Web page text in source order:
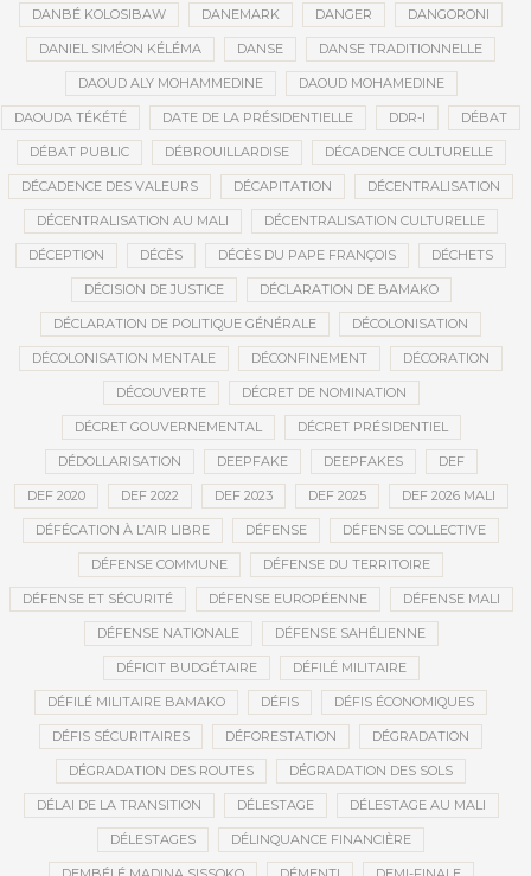
DANBÉ KOLOSIBAW DANEMARK DANGER DANGORONI
DANIEL SIMÉON KÉLÉMA DANSE DANSE TRADITIONNELLE
DAOUD ALY MOHAMMEDINE DAOUD MOHAMEDINE
DAOUDA TÉKÉTÉ DATE DE LA PRÉSIDENTIELLE DDR-I DÉBAT
DÉBAT PUBLIC DÉBROUILLARDISE DÉCADENCE CULTURELLE
DÉCADENCE DES VALEURS DÉCAPITATION DÉCENTRALISATION
DÉCENTRALISATION AU MALI DÉCENTRALISATION CULTURELLE
DÉCEPTION DÉCÈS DÉCÈS DU PAPE FRANÇOIS DÉCHETS
DÉCISION DE JUSTICE DÉCLARATION DE BAMAKO
DÉCLARATION DE POLITIQUE GÉNÉRALE DÉCOLONISATION
DÉCOLONISATION MENTALE DÉCONFINEMENT DÉCORATION
DÉCOUVERTE DÉCRET DE NOMINATION
DÉCRET GOUVERNEMENTAL DÉCRET PRÉSIDENTIEL
DÉDOLLARISATION DEEPFAKE DEEPFAKES DEF
DEF 2020 DEF 2022 DEF 2023 DEF 2025 DEF 2026 MALI
DÉFÉCATION À L’AIR LIBRE DÉFENSE DÉFENSE COLLECTIVE
DÉFENSE COMMUNE DÉFENSE DU TERRITOIRE
DÉFENSE ET SÉCURITÉ DÉFENSE EUROPÉENNE DÉFENSE MALI
DÉFENSE NATIONALE DÉFENSE SAHÉLIENNE
DÉFICIT BUDGÉTAIRE DÉFILÉ MILITAIRE
DÉFILÉ MILITAIRE BAMAKO DÉFIS DÉFIS ÉCONOMIQUES
DÉFIS SÉCURITAIRES DÉFORESTATION DÉGRADATION
DÉGRADATION DES ROUTES DÉGRADATION DES SOLS
DÉLAI DE LA TRANSITION DÉLESTAGE DÉLESTAGE AU MALI
DÉLESTAGES DÉLINQUANCE FINANCIÈRE